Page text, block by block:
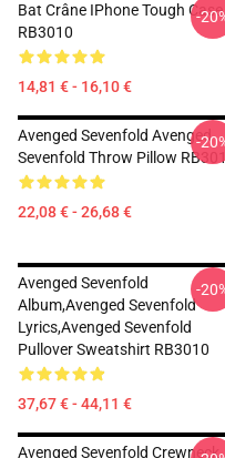
Bat Crâne IPhone Tough Case
RB3010
14,81 € - 16,10 €
-
Avenged Sevenfold Avenged
Sevenfold Throw Pillow
22,08 € - 26,68 €
-
Avenged Sevenfold
Album,avenged Sevenfold
Lyrics,avenged Sevenfold
Pullover Sweatshirt RB3010
37,67 € - 44,11 €
-
Avenged Sevenfold Crewneck